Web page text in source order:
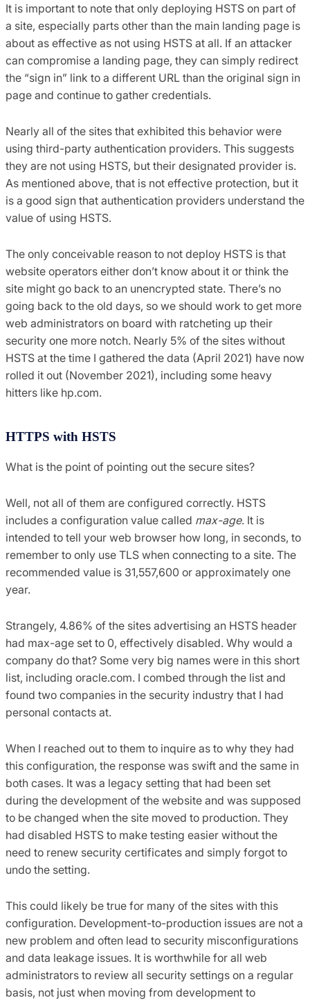
It is important to note that only deploying HSTS on part of
a site, especially parts other than the main landing page is
about as effective as not using HSTS at all. If an attacker
can compromise a landing page, they can simply redirect
the “sign in” link to a different URL than the original sign in
page and continue to gather credentials.
Nearly all of the sites that exhibited this behavior were
using third-party authentication providers. This suggests
they are not using HSTS, but their designated provider is.
As mentioned above, that is not effective protection, but it
is a good sign that authentication providers understand the
value of using HSTS.
The only conceivable reason to not deploy HSTS is that
website operators either don’t know about it or think the
site might go back to an unencrypted state. There’s no
going back to the old days, so we should work to get more
web administrators on board with ratcheting up their
security one more notch. Nearly 5% of the sites without
HSTS at the time I gathered the data (April 2021) have now
rolled it out (November 2021), including some heavy
hitters like hp.com.
HTTPS with HSTS
What is the point of pointing out the secure sites?
Well, not all of them are configured correctly. HSTS
includes a configuration value called max-age. It is
intended to tell your web browser how long, in seconds, to
remember to only use TLS when connecting to a site. The
recommended value is 31,557,600 or approximately one
year.
Strangely, 4.86% of the sites advertising an HSTS header
had max-age set to 0, effectively disabled. Why would a
company do that? Some very big names were in this short
list, including oracle.com. I combed through the list and
found two companies in the security industry that I had
personal contacts at.
When I reached out to them to inquire as to why they had
this configuration, the response was swift and the same in
both cases. It was a legacy setting that had been set
during the development of the website and was supposed
to be changed when the site moved to production. They
had disabled HSTS to make testing easier without the
need to renew security certificates and simply forgot to
undo the setting.
This could likely be true for many of the sites with this
configuration. Development-to-production issues are not a
new problem and often lead to security misconfigurations
and data leakage issues. It is worthwhile for all web
administrators to review all security settings on a regular
basis, not just when moving from development to